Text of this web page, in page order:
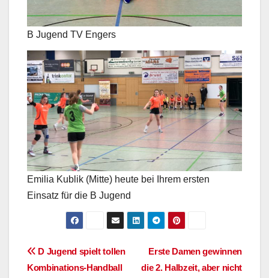
B Jugend TV Engers
Emilia Kublik (Mitte) heute bei Ihrem ersten
Einsatz für die B Jugend
Beitragsnavigation
Erste Damen gewinnen
die 2. Halbzeit, aber nicht
D Jugend spielt tollen
Kombinations-Handball